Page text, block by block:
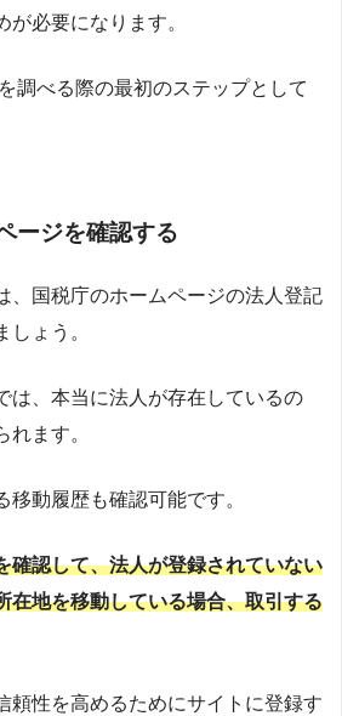
が必要になります。
調べる際の最初のステップとして
ージを確認する
、国税庁のホームページの法人登記
ょう。
は、本当に法人が存在しているの
ます。
動履歴も確認可能です。
確認して、法人が登録されていない
在地を移動している場合、取引する
頼性を高めるためにサイトに登録す